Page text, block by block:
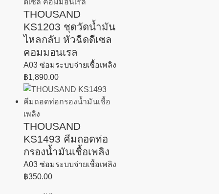
THOUSAND
KS1203 ชุดวัดน้ำมัน
ไหลกลับ หัวฉีดดีเซล
คอมมอนเรล
A03 ซ่อมระบบจ่ายเชื้อเพลิง
฿1,890.00
THOUSAND
KS1493 คีมถอดท่อ
กรองน้ำมันเชื้อเพลิง
A03 ซ่อมระบบจ่ายเชื้อเพลิง
฿350.00